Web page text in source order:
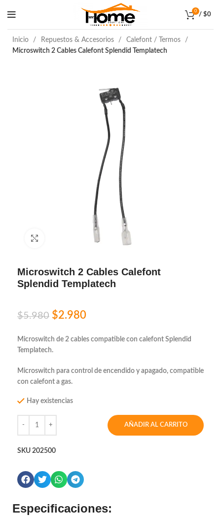
0
/ $0
Inicio Repuestos & Accesorios
Calefont / Termos
Microswitch 2 Cables Calefont Splendid Templatech
Microswitch 2 Cables Calefont
Splendid Templatech
$5.980 $2.980
Microswitch de 2 cables compatible con calefont Splendid
Templatech.
Microswitch para control de encendido y apagado, compatible
con calefont a gas.
Hay existencias
AÑADIR AL CARRITO
SKU 202500
Especificaciones: